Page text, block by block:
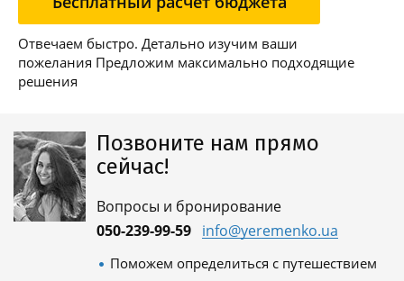
Отвечаем быстро. Детально изучим ваши
пожелания Предложим максимально подходящие
решения
Позвоните нам прямо
сейчас!
Вопросы и бронирование
050-239-99-59 info@yeremenko.ua
Поможем определиться с путешествием